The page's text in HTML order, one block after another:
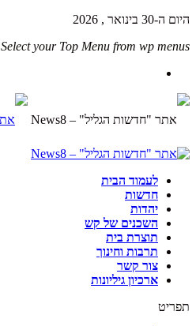
היום ה-30 בינואר , 2026
Select your Top Menu from wp menus
לעמוד הבית
חדשות
יהדות
השכנים של קש
תוצרת בית
תרבות וחינוך
צור קשר
ארכיון גיליונות
תפריט